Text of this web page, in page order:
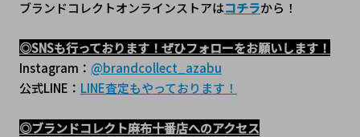
ブランドコレクトオンラインストアはコチラから！
◎SNSも行っております！ぜひフォローをお願いします！
Instagram： @brandcollect_azabu
公式LINE： LINE査定もやっております！
◎ブランドコレクト麻布十番店へのアクセス